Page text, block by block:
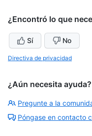
¿Encontró lo que
Sí No
Directiva de privacidad
¿Aún necesita ayuda?
Pregunte a la
Póngase en contacto